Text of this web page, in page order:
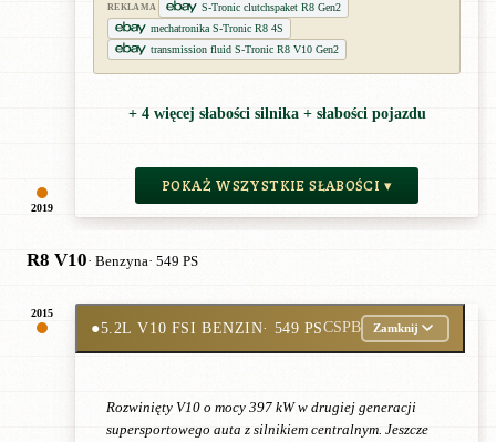
2019
REKLAMA
S-Tronic clutchspaket R8 Gen2
mechatronika S-Tronic R8 4S
transmission fluid S-Tronic R8 V10 Gen2
+ 4 więcej słabości silnika + słabości pojazdu
POKAŻ WSZYSTKIE SŁABOŚCI ▾
R8 V10· Benzyna· 549 PS
2015
●5.2L V10 FSI BENZIN· 549 PSCSPB Zamknij
Rozwinięty V10 o mocy 397 kW w drugiej generacji
supersportowego auta z silnikiem centralnym. Jeszcze